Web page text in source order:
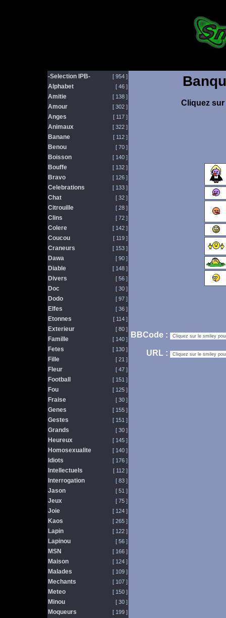
Cliquez
BBCode :
URL :
-Selection IPB- [ 954 ]
Alphabet [ 46 ]
Amitie [ 138 ]
Amour [ 302 ]
Anges [ 117 ]
Animaux [ 322 ]
Banane [ 112 ]
Benou [ 70 ]
Boisson [ 140 ]
Bouffe [ 132 ]
Bravo [ 126 ]
Celebrations [ 133 ]
Chat [ 32 ]
Citrouille [ 28 ]
Clins [ 72 ]
Colere [ 142 ]
Coucou [ 119 ]
Craneurs [ 153 ]
Dawa [ 90 ]
Diable [ 148 ]
Divers [ 56 ]
Doc [ 30 ]
Dodo [ 97 ]
Elfes [ 36 ]
Etonnes [ 114 ]
Exterieur [ 80 ]
Famille [ 140 ]
Fetes [ 130 ]
Fille [ 21 ]
Fleur [ 47 ]
Football [ 151 ]
Fou [ 125 ]
Fraise [ 30 ]
Genes [ 155 ]
Gestes [ 151 ]
Grands [ 30 ]
Heureux [ 145 ]
Homosexualite [ 140 ]
Idiots [ 176 ]
Intellectuels [ 112 ]
Interrogation [ 83 ]
Jason [ 51 ]
Jeux [ 75 ]
Joie [ 124 ]
Kaos [ 265 ]
Lapin [ 122 ]
Lapinou [ 56 ]
MSN [ 166 ]
Maison [ 124 ]
Malades [ 109 ]
Mechants [ 107 ]
Meteo [ 150 ]
Minou [ 30 ]
Moqueurs [ 199 ]